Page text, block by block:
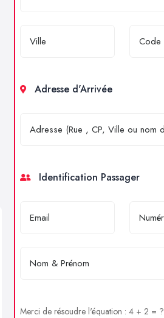
Adresse d'Arrivée
Identification Passager
Merci de résoudre l'équation : 4 + 2 = ?